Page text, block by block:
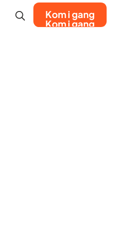
Kom i gang
Kom i gang